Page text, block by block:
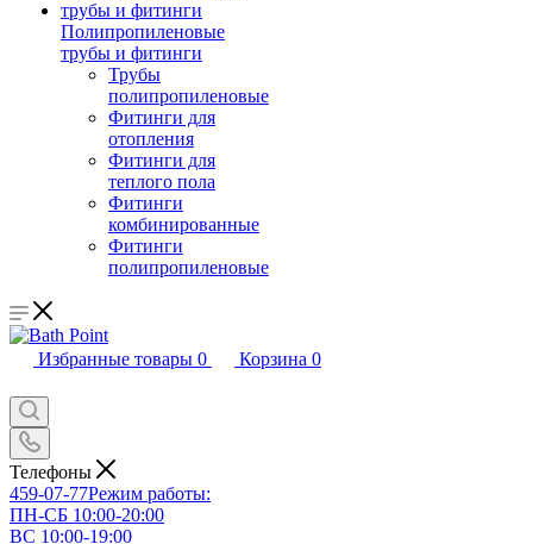
Полипропиленовые
трубы и фитинги
Трубы
полипропиленовые
Фитинги для
отопления
Фитинги для
теплого пола
Фитинги
комбинированные
Фитинги
полипропиленовые
Избранные товары 0 Корзина 0
Телефоны
459-07-77Режим работы:
ПН-СБ 10:00-20:00
ВС 10:00-19:00